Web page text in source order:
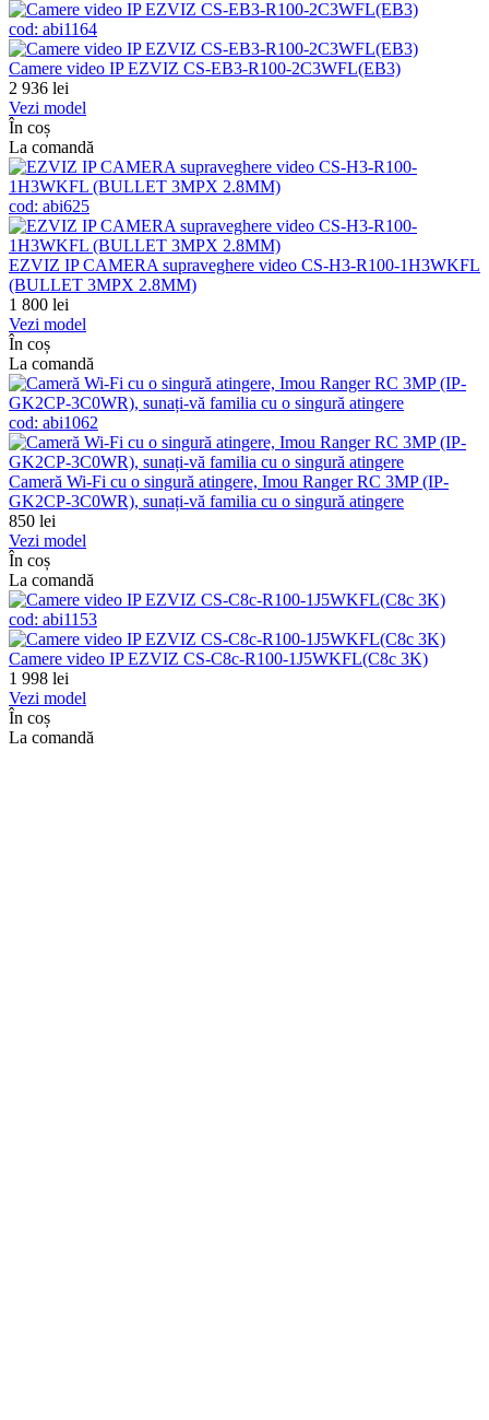
cod: abi1164
Camere video IP EZVIZ CS-EB3-R100-2C3WFL(EB3)
2 936 lei
Vezi model
În coș
La comandă
cod: abi625
EZVIZ IP CAMERA supraveghere video CS-H3-R100-1H3WKFL
(BULLET 3MPX 2.8MM)
1 800 lei
Vezi model
În coș
La comandă
cod: abi1062
Cameră Wi-Fi cu o singură atingere, Imou Ranger RC 3MP (IP-
GK2CP-3C0WR), sunați-vă familia cu o singură atingere
850 lei
Vezi model
În coș
La comandă
cod: abi1153
Camere video IP EZVIZ CS-C8c-R100-1J5WKFL(C8c 3K)
1 998 lei
Vezi model
În coș
La comandă